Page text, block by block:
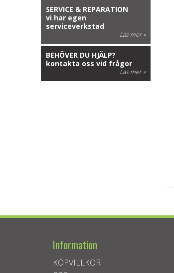
SERVICE & REPARATION
vi har egen
serviceverkstad
Läs mer »
BEHÖVER DU HJÄLP?
kontakta oss vid frågor
Läs mer »
Information
KÖPVILLKOR